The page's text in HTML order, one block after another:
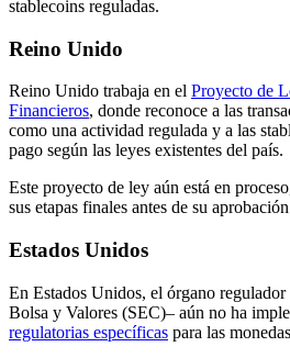
stablecoins reguladas.
Reino Unido
Reino Unido trabaja en el Proyecto de
Financieros, donde reconoce a las
como una actividad regulada y a las
pago según las leyes existentes del país.
Este proyecto de ley aún está en
sus etapas finales antes de su
Estados Unidos
En Estados Unidos, el órgano
Bolsa y Valores (SEC)– aún no ha
regulatorias específicas para las